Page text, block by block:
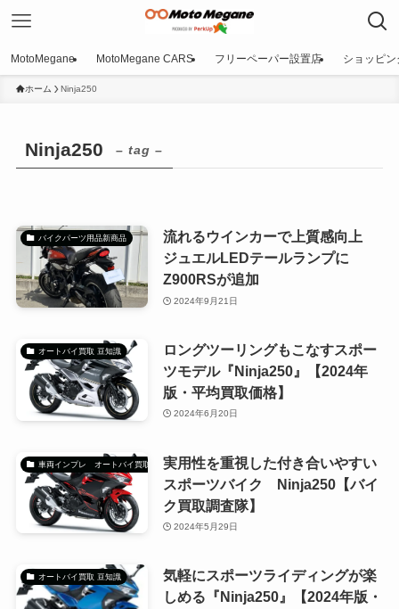
MotoMegane MotoMegane CARS フリーペーパー設置店 ショッピン
ホーム Ninja250
Ninja250 – tag –
バイクパーツ用品新商品
流れるウインカーで上質感向上
ジュエルLEDテールランプに
Z900RSが追加
2024年9月21日
オートバイ買取 豆知識
ロングツーリングもこなすスポー
ツモデル『Ninja250』【2024年
版・平均買取価格】
2024年6月20日
車両インプレ オートバイ買取調査隊実用性を重視した付き合いやすい
スポーツバイク Ninja250【バイ
ク買取調査隊】
2024年5月29日
オートバイ買取 豆知識
気軽にスポーツライディングが楽
しめる『Ninja250』【2024年版・